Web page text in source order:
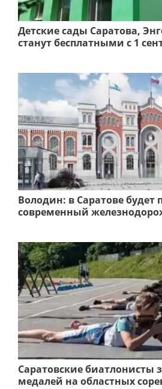
Детские сады Саратова,
станут бесплатными с 1
Володин: в Саратове будет
современный
Саратовские биатлонисты
медалей на областных